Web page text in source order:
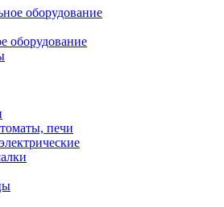
оборудование
оборудование
печи